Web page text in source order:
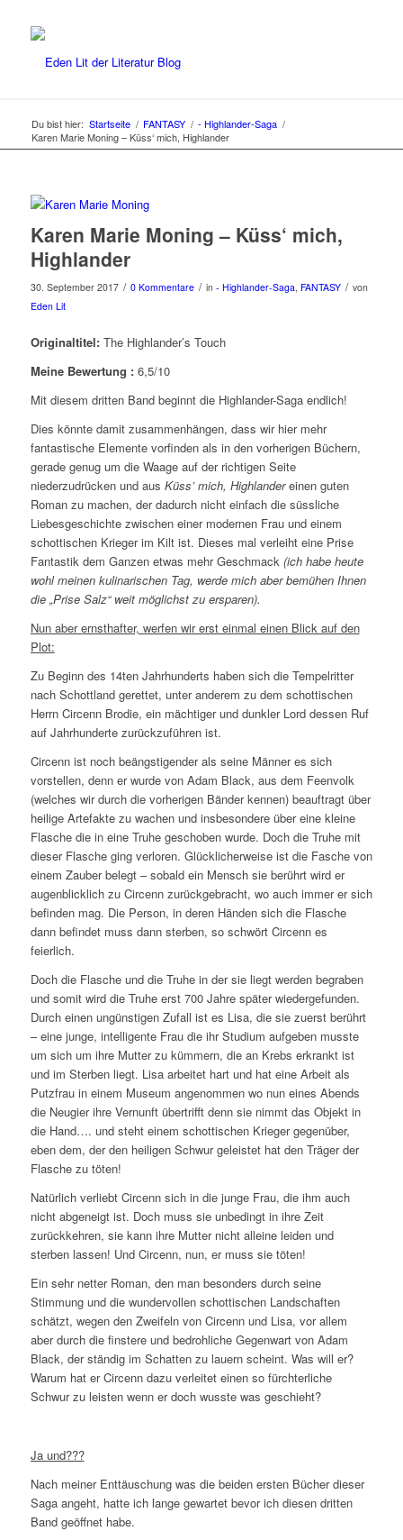
Du bist hier: Startseite / FANTASY / - Highlander-Saga /
Karen Marie Moning – Küss‘ mich, Highlander
Karen Marie Moning – Küss‘ mich,
Highlander
30. September 2017 / 0 Kommentare / in - Highlander-Saga, FANTASY / von
Eden Lit
Originaltitel: The Highlander’s Touch
Meine Bewertung : 6,5/10
Mit diesem dritten Band beginnt die Highlander-Saga endlich!
Dies könnte damit zusammenhängen, dass wir hier mehr
fantastische Elemente vorfinden als in den vorherigen Büchern,
gerade genug um die Waage auf der richtigen Seite
niederzudrücken und aus Küss’ mich, Highlandereinen guten
Roman zu machen, der dadurch nicht einfach die süssliche
Liebesgeschichte zwischen einer modernen Frau und einem
schottischen Krieger im Kilt ist. Dieses mal verleiht eine Prise
Fantastik dem Ganzen etwas mehr Geschmack (ich habe heute
wohl meinen kulinarischen Tag, werde mich aber bemühen Ihnen
die „Prise Salz“ weit möglichst zu ersparen).
Nun aber ernsthafter, werfen wir erst einmal einen Blick auf den
Plot:
Zu Beginn des 14ten Jahrhunderts haben sich die Tempelritter
nach Schottland gerettet, unter anderem zu dem schottischen
Herrn Circenn Brodie, ein mächtiger und dunkler Lord dessen Ruf
auf Jahrhunderte zurückzuführen ist.
Circenn ist noch beängstigender als seine Männer es sich
vorstellen, denn er wurde von Adam Black, aus dem Feenvolk
(welches wir durch die vorherigen Bänder kennen) beauftragt über
heilige Artefakte zu wachen und insbesondere über eine kleine
Flasche die in eine Truhe geschoben wurde. Doch die Truhe mit
dieser Flasche ging verloren. Glücklicherweise ist die Fasche von
einem Zauber belegt – sobald ein Mensch sie berührt wird er
augenblicklich zu Circenn zurückgebracht, wo auch immer er sich
befinden mag. Die Person, in deren Händen sich die Flasche
dann befindet muss dann sterben, so schwört Circenn es
feierlich.
Doch die Flasche und die Truhe in der sie liegt werden begraben
und somit wird die Truhe erst 700 Jahre später wiedergefunden.
Durch einen ungünstigen Zufall ist es Lisa, die sie zuerst berührt
– eine junge, intelligente Frau die ihr Studium aufgeben musste
um sich um ihre Mutter zu kümmern, die an Krebs erkrankt ist
und im Sterben liegt. Lisa arbeitet hart und hat eine Arbeit als
Putzfrau in einem Museum angenommen wo nun eines Abends
die Neugier ihre Vernunft übertrifft denn sie nimmt das Objekt in
die Hand…. und steht einem schottischen Krieger gegenüber,
eben dem, der den heiligen Schwur geleistet hat den Träger der
Flasche zu töten!
Natürlich verliebt Circenn sich in die junge Frau, die ihm auch
nicht abgeneigt ist. Doch muss sie unbedingt in ihre Zeit
zurückkehren, sie kann ihre Mutter nicht alleine leiden und
sterben lassen! Und Circenn, nun, er muss sie töten!
Ein sehr netter Roman, den man besonders durch seine
Stimmung und die wundervollen schottischen Landschaften
schätzt, wegen den Zweifeln von Circenn und Lisa, vor allem
aber durch die finstere und bedrohliche Gegenwart von Adam
Black, der ständig im Schatten zu lauern scheint. Was will er?
Warum hat er Circenn dazu verleitet einen so fürchterliche
Schwur zu leisten wenn er doch wusste was geschieht?
Ja und???
Nach meiner Enttäuschung was die beiden ersten Bücher dieser
Saga angeht, hatte ich lange gewartet bevor ich diesen dritten
Band geöffnet habe.